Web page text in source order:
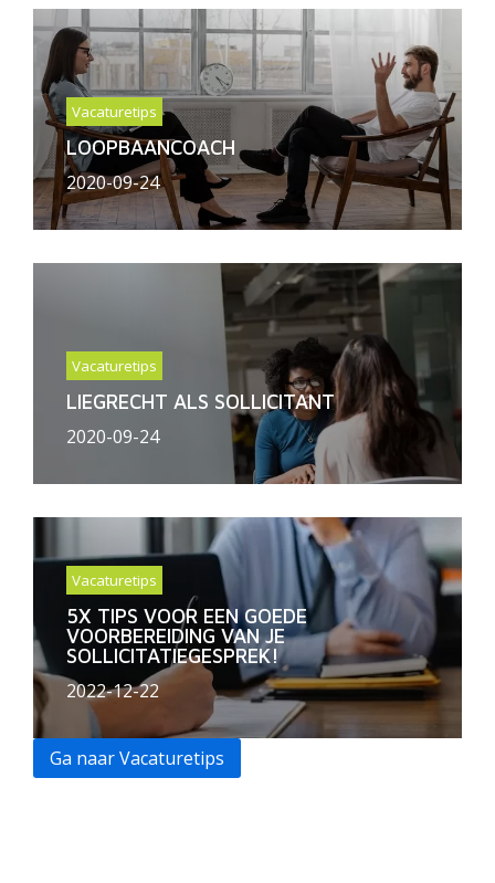
Vacaturetips
LOOPBAANCOACH
2020-09-24
Vacaturetips
LIEGRECHT ALS SOLLICITANT
2020-09-24
Vacaturetips
5X TIPS VOOR EEN GOEDE
VOORBEREIDING VAN JE
SOLLICITATIEGESPREK!
2022-12-22
Ga naar Vacaturetips